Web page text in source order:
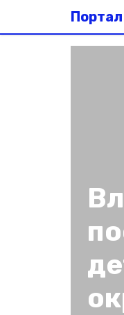
Портал